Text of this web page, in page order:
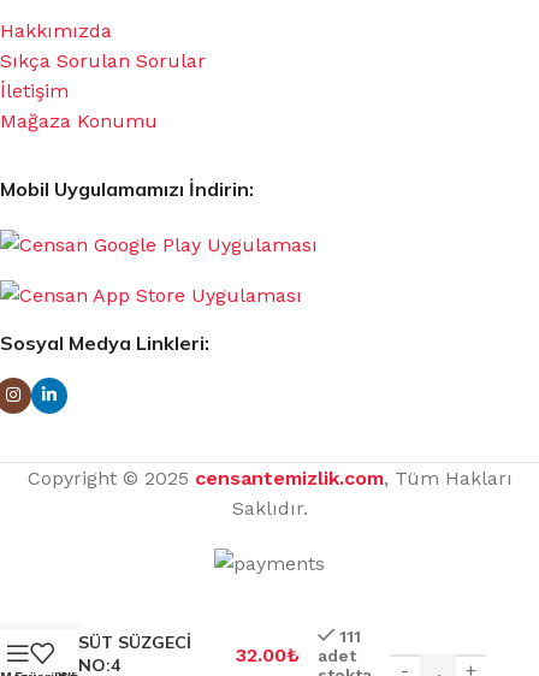
Hakkımızda
Sıkça Sorulan Sorular
İletişim
Mağaza Konumu
Mobil Uygulamamızı İndirin:
Sosyal Medya Linkleri:
Copyright © 2025 censantemizlik.com, Tüm Hakları
Saklıdır.
SÜT SÜZGECİ
NO:4
32.00₺
111
adet
- +